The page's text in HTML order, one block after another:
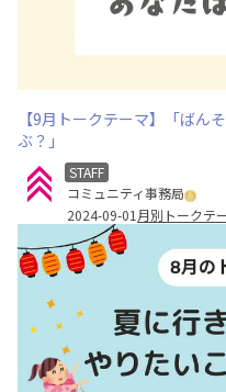
【9月トークテーマ】「ばん
ぶ？」
STAFF
コミュニティ事務局
2024-09-01 月別トークテ